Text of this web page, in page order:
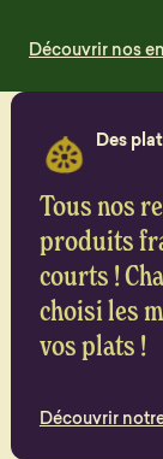
Découvrir nos
Des
Tous nos
produits
courts !
choisi les
vos plats !
Découvrir